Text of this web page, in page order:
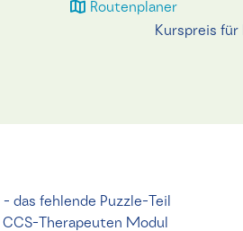
Routenplaner
Kurspreis
das fehlende Puzzle-Teil
Therapeuten Modul